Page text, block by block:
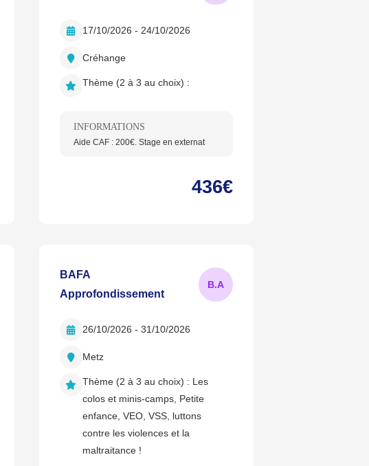
17/10/2026 - 24/10/2026
Créhange
Thème (2 à 3 au choix) :
INFORMATIONS
Aide CAF : 200€. Stage en externat
436€
BAFA
Approfondissement
B.A
26/10/2026 - 31/10/2026
Metz
Thème (2 à 3 au choix) : Les
colos et minis-camps, Petite
enfance, VEO, VSS, luttons
contre les violences et la
maltraitance !